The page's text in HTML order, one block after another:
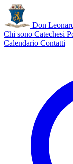
Don
Chi sono Catechesi
Calendario Contatti